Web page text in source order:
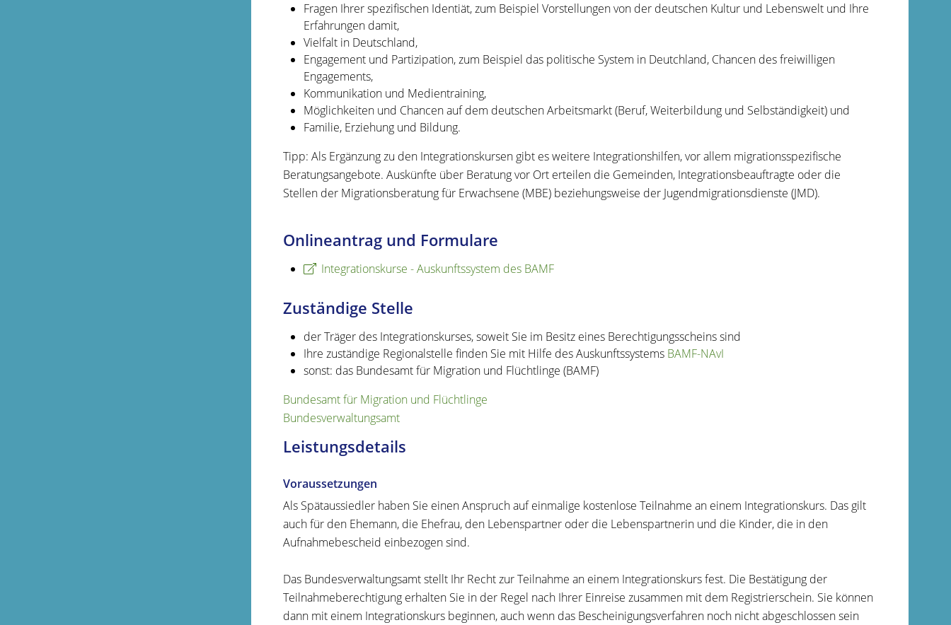
Fragen Ihrer spezifischen Identiät, zum Beispiel Vorstellungen von der deutschen Kultur und Lebenswelt und Ihre
Erfahrungen damit,
Vielfalt in Deutschland,
Engagement und Partizipation, zum Beispiel das politische System in Deutchland, Chancen des freiwilligen
Engagements,
Kommunikation und Medientraining,
Möglichkeiten und Chancen auf dem deutschen Arbeitsmarkt (Beruf, Weiterbildung und Selbständigkeit) und
Familie, Erziehung und Bildung.
Tipp: Als Ergänzung zu den Integrationskursen gibt es weitere Integrationshilfen, vor allem migrationsspezifische
Beratungsangebote. Auskünfte über Beratung vor Ort erteilen die Gemeinden, Integrationsbeauftragte oder die
Stellen der Migrationsberatung für Erwachsene (MBE) beziehungsweise der Jugendmigrationsdienste (JMD).
Onlineantrag und Formulare
Integrationskurse - Auskunftssystem des BAMF
Zuständige Stelle
der Träger des Integrationskurses, soweit Sie im Besitz eines Berechtigungsscheins sind
Ihre zuständige Regionalstelle finden Sie mit Hilfe des Auskunftssystems BAMF-NAvI
sonst: das Bundesamt für Migration und Flüchtlinge (BAMF)
Bundesamt für Migration und Flüchtlinge
Bundesverwaltungsamt
Leistungsdetails
Voraussetzungen
Als Spätaussiedler haben Sie einen Anspruch auf einmalige kostenlose Teilnahme an einem Integrationskurs. Das gilt
auch für den Ehemann, die Ehefrau, den Lebenspartner oder die Lebenspartnerin und die Kinder, die in den
Aufnahmebescheid einbezogen sind.
Das Bundesverwaltungsamt stellt Ihr Recht zur Teilnahme an einem Integrationskurs fest. Die Bestätigung der
Teilnahmeberechtigung erhalten Sie in der Regel nach Ihrer Einreise zusammen mit dem Registrierschein. Sie können
dann mit einem Integrationskurs beginnen, auch wenn das Bescheinigungsverfahren noch nicht abgeschlossen sein